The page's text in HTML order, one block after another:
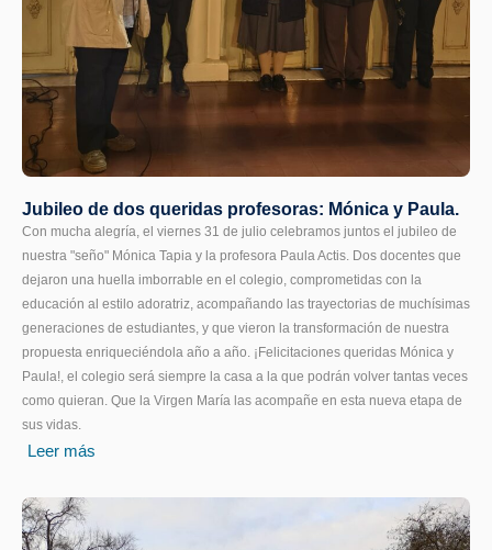
Jubileo de dos queridas profesoras: Mónica y Paula.
Con mucha alegría, el viernes 31 de julio celebramos juntos el jubileo de
nuestra "seño" Mónica Tapia y la profesora Paula Actis. Dos docentes que
dejaron una huella imborrable en el colegio, comprometidas con la
educación al estilo adoratriz, acompañando las trayectorias de muchísimas
generaciones de estudiantes, y que vieron la transformación de nuestra
propuesta enriqueciéndola año a año. ¡Felicitaciones queridas Mónica y
Paula!, el colegio será siempre la casa a la que podrán volver tantas veces
como quieran. Que la Virgen María las acompañe en esta nueva etapa de
sus vidas.
Leer más